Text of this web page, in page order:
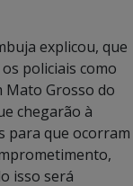
explicou, que
policiais como
Mato Grosso do
chegarão à
para que ocorram
isso será